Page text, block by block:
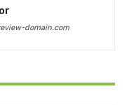
domain.com